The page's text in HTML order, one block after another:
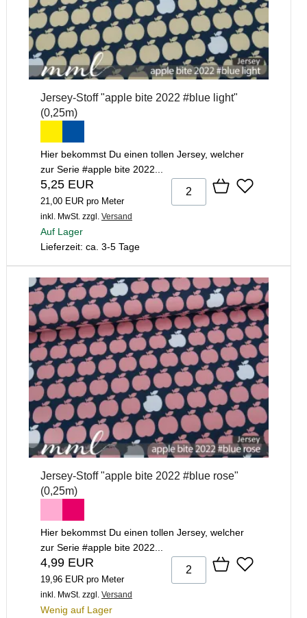
Jersey-Stoff "apple bite 2022 #blue light"
(0,25m)
Hier bekommst Du einen tollen Jersey, welcher
zur Serie #apple bite 2022...
5,25 EUR
21,00 EUR pro Meter
inkl. MwSt. zzgl. Versand
Auf Lager
Lieferzeit: ca. 3-5 Tage
Jersey-Stoff "apple bite 2022 #blue rose"
(0,25m)
Hier bekommst Du einen tollen Jersey, welcher
zur Serie #apple bite 2022...
4,99 EUR
19,96 EUR pro Meter
inkl. MwSt. zzgl. Versand
Wenig auf Lager